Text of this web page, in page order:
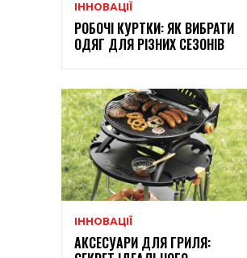
ІННОВАЦІЇ
РОБОЧІ КУРТКИ: ЯК ВИБРАТИ
ОДЯГ ДЛЯ РІЗНИХ СЕЗОНІВ
ІННОВАЦІЇ
АКСЕСУАРИ ДЛЯ ГРИЛЯ: